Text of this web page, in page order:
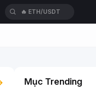
Mục Trending